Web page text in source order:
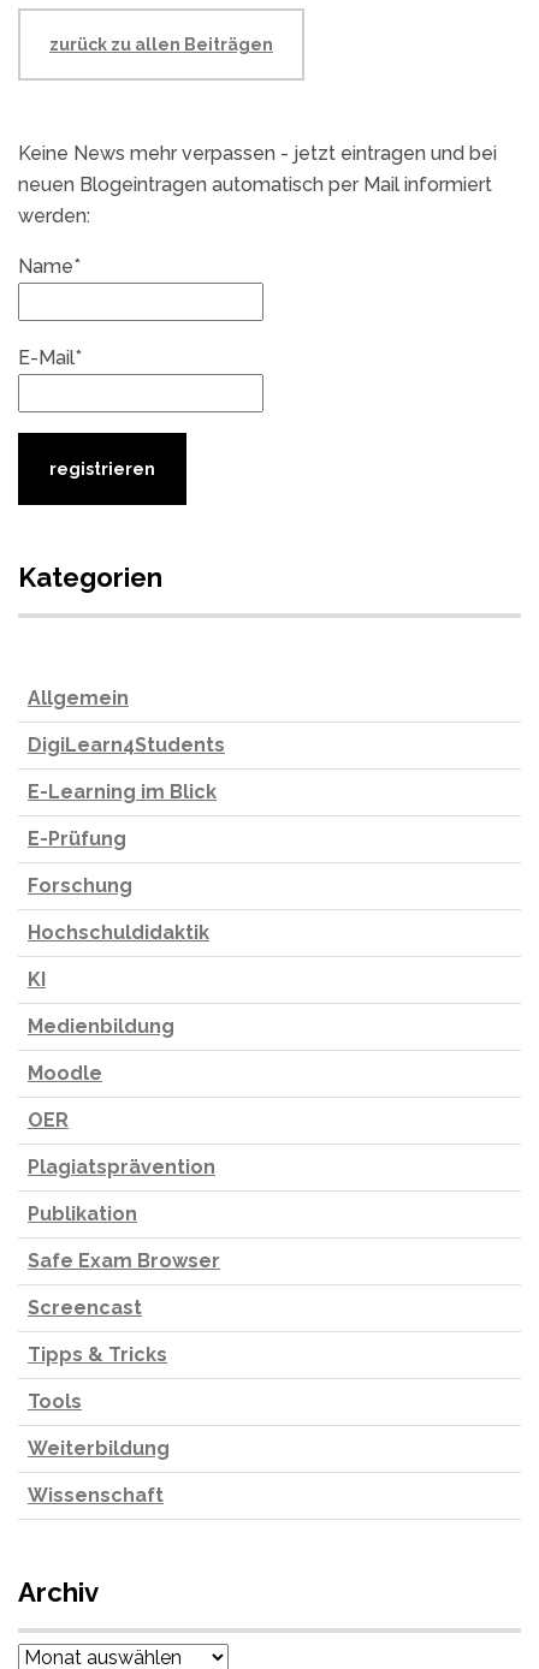
zurück zu allen Beiträgen
Keine News mehr verpassen - jetzt eintragen und bei
neuen Blogeintragen automatisch per Mail informiert
werden:
Name*
E-Mail*
Kategorien
Allgemein
DigiLearn4Students
E-Learning im Blick
E-Prüfung
Forschung
Hochschuldidaktik
KI
Medienbildung
Moodle
OER
Plagiatsprävention
Publikation
Safe Exam Browser
Screencast
Tipps & Tricks
Tools
Weiterbildung
Wissenschaft
Archiv
Archiv